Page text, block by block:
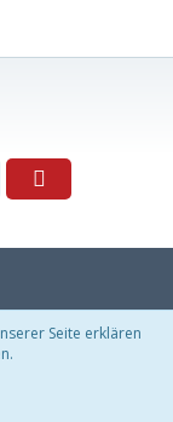
Seite erklären